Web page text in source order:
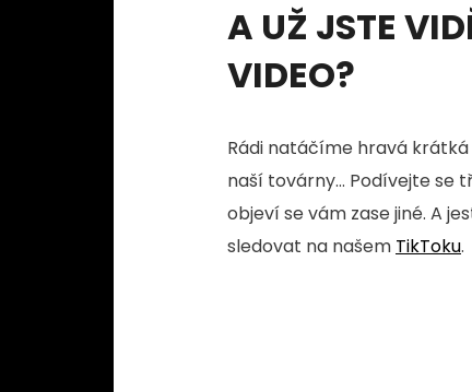
A UŽ JSTE
VIDEO?
Rádi natáčíme hravá krátká
naší továrny... Podívejte se
objeví se vám zase jiné. A
sledovat na našem TikToku.